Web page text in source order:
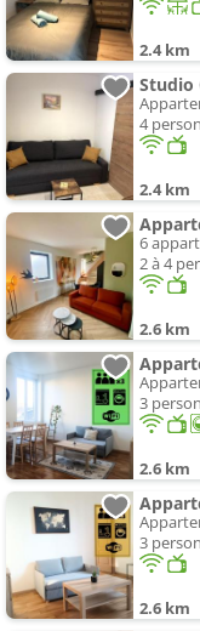
2.4 km
Studio
4
2.4 km
6
2 à 4
2.6 km
3
2.6 km
3
2.6 km